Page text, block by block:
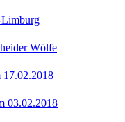
Limburg
Wölfe
03.02.2018